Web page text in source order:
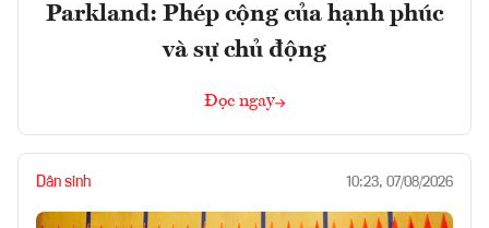
Parkland: Phép cộng của hạnh phúc
và sự chủ động
Đọc ngay
Dân sinh 10:23, 07/08/2026